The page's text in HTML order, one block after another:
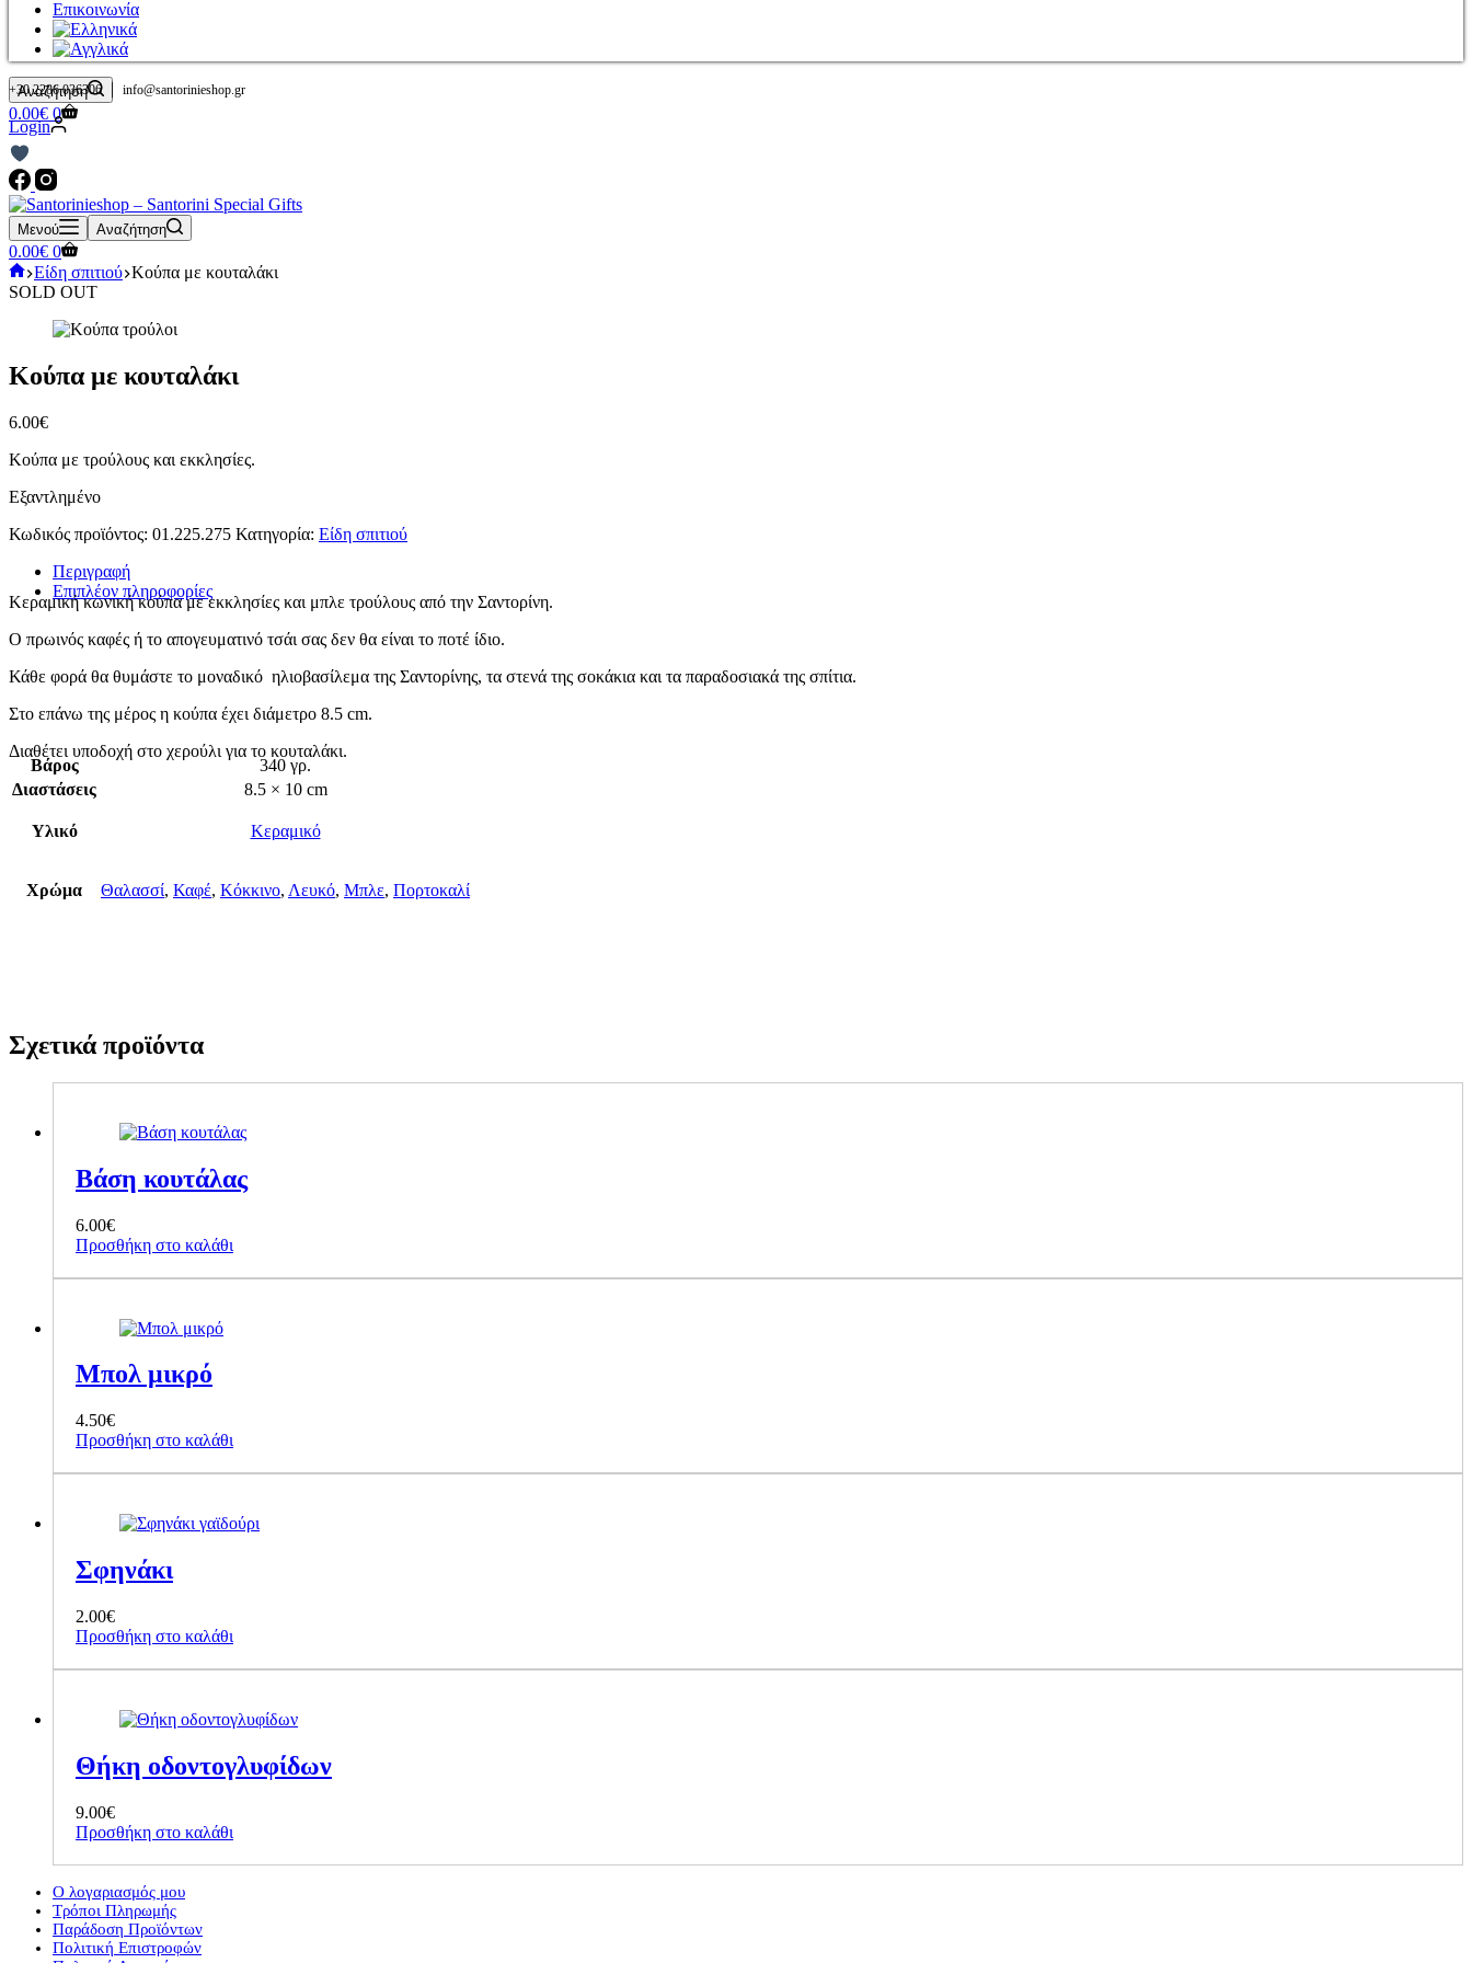
Επικοινωνία
Αναζήτηση
Καλάθι
Αγορών
0.00€ 0
+30 2286 036306| info@santorinieshop.gr
Login
Μενού Αναζήτηση
Καλάθι
Αγορών
0.00€ 0
Αρχική
σελίδα
Είδη σπιτιού Κούπα με κουταλάκι
SOLD OUT
Κούπα με κουταλάκι
6.00€
Κούπα με τρούλους και εκκλησίες.
Εξαντλημένο
Κωδικός προϊόντος: 01.225.275 Κατηγορία: Είδη σπιτιού
Περιγραφή
Επιπλέον πληροφορίες
Κεραμική κωνική κούπα με εκκλησίες και μπλε τρούλους από την Σαντορίνη.
Ο πρωινός καφές ή το απογευματινό τσάι σας δεν θα είναι το ποτέ ίδιο.
Κάθε φορά θα θυμάστε το μοναδικό ηλιοβασίλεμα της Σαντορίνης, τα στενά της σοκάκια και τα παραδοσιακά της σπίτια.
Στο επάνω της μέρος η κούπα έχει διάμετρο 8.5 cm.
Διαθέτει υποδοχή στο χερούλι για το κουταλάκι.
Βάρος
340 γρ.
Διαστάσεις
8.5 × 10 cm
Υλικό Κεραμικό
Χρώμα Θαλασσί, Καφέ, Κόκκινο, Λευκό, Μπλε, Πορτοκαλί
Σχετικά προϊόντα
Βάση κουτάλας
6.00€
Προσθήκη στο καλάθι
Μπολ μικρό
4.50€
Προσθήκη στο καλάθι
Σφηνάκι
2.00€
Προσθήκη στο καλάθι
Θήκη οδοντογλυφίδων
9.00€
Προσθήκη στο καλάθι
Ο λογαριασμός μου
Τρόποι Πληρωμής
Παράδοση Προϊόντων
Πολιτική Επιστροφών